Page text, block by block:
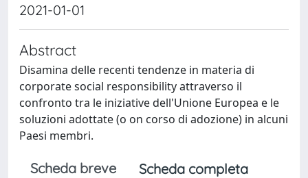
2021-01-01
Abstract
Disamina delle recenti tendenze in materia di
corporate social responsibility attraverso il
confronto tra le iniziative dell'Unione Europea e le
soluzioni adottate (o on corso di adozione) in alcuni
Paesi membri.
Scheda breve
Scheda completa